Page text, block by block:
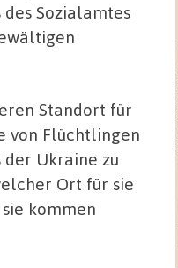
Sozialamtes
Standort für
von Flüchtlingen
der Ukraine zu
Ort für sie
kommen